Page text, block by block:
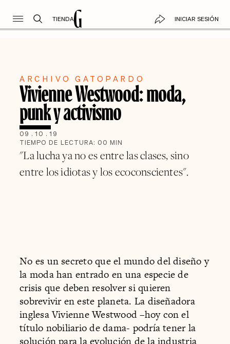
TIENDA INICIAR SESIÓN
ARCHIVO GATOPARDO
Vivienne Westwood: moda,
punk y activismo
09 . 10 . 19
TIEMPO DE LECTURA: 00 MIN
"La lucha ya no es entre las clases, sino
entre los idiotas y los ecoconscientes".
No es un secreto que el mundo del diseño y
la moda han entrado en una especie de
crisis que deben resolver si quieren
sobrevivir en este planeta. La diseñadora
inglesa Vivienne Westwood –hoy con el
título nobiliario de dama- podría tener la
solución para la evolución de la industria